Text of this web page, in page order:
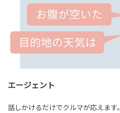
エージェント
話しかけるだけでクルマが応えます。